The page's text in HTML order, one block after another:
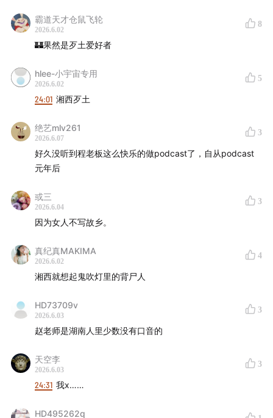
logo设计 杨文骥
Danse Macabre - Busy Strings - Kevin MacLeod
公司 -
- 互动方式 -
商务合作：ad@justpod.fm
微博：@忽左忽右leftright @播客一下 @JustPod
微信公众号：忽左忽右Leftright / JustPod / 播客一下
小红书：JustPod气氛组 / 忽左忽右
B站：忽左忽右leftright
抖音：忽左忽右
霸道天才仓鼠飞轮
2026.6.02
8
🏰果然是歹土爱好者
hlee-小宇宙专用
2026.6.02
5
24:01 湘西歹土
绝艺mlv261
2026.6.07
3
好久没听到程老板这么快乐的做podcast了，自从podcast
元年后
或三
2026.6.04
3
因为女人不写故乡。
真纪真MAKIMA
2026.6.02
4
湘西就想起鬼吹灯里的背尸人
HD73709v
2026.6.03
3
赵老师是湖南人里少数没有口音的
天空李
2026.6.03
3
24:31 我x……
HD495262q